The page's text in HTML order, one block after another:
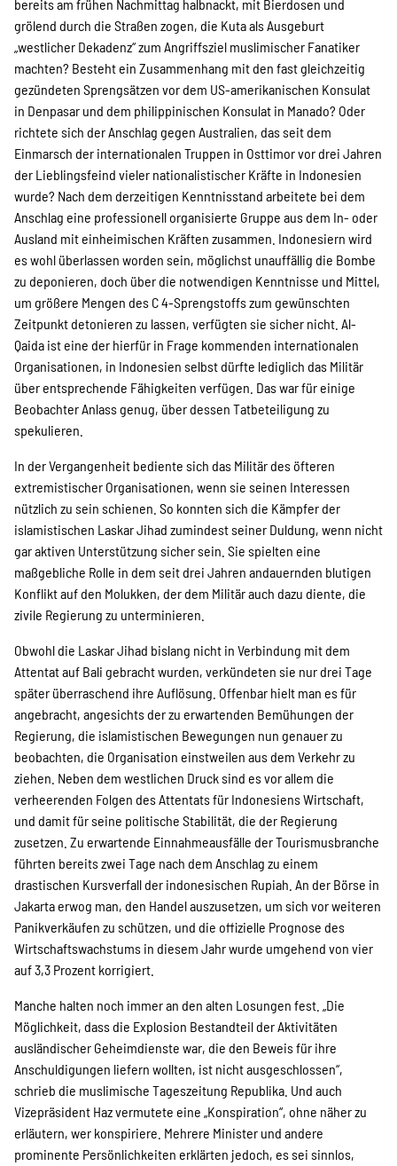
bereits am frühen Nachmittag halbnackt, mit Bierdosen und
grölend durch die Straßen zogen, die Kuta als Ausgeburt
„westlicher Dekadenz“ zum Angriffsziel muslimischer Fanatiker
machten? Besteht ein Zusammenhang mit den fast gleichzeitig
gezündeten Sprengsätzen vor dem US-amerikanischen Konsulat
in Denpasar und dem philippinischen Konsulat in Manado? Oder
richtete sich der Anschlag gegen Australien, das seit dem
Einmarsch der internationalen Truppen in Osttimor vor drei Jahren
der Lieblingsfeind vieler nationalistischer Kräfte in Indonesien
wurde? Nach dem derzeitigen Kenntnisstand arbeitete bei dem
Anschlag eine professionell organisierte Gruppe aus dem In- oder
Ausland mit einheimischen Kräften zusammen. Indonesiern wird
es wohl überlassen worden sein, möglichst unauffällig die Bombe
zu deponieren, doch über die notwendigen Kenntnisse und Mittel,
um größere Mengen des C 4-Sprengstoffs zum gewünschten
Zeitpunkt detonieren zu lassen, verfügten sie sicher nicht. Al-
Qaida ist eine der hierfür in Frage kommenden internationalen
Organisationen, in Indonesien selbst dürfte lediglich das Militär
über entsprechende Fähigkeiten verfügen. Das war für einige
Beobachter Anlass genug, über dessen Tatbeteiligung zu
spekulieren.
In der Vergangenheit bediente sich das Militär des öfteren
extremistischer Organisationen, wenn sie seinen Interessen
nützlich zu sein schienen. So konnten sich die Kämpfer der
islamistischen Laskar Jihad zumindest seiner Duldung, wenn nicht
gar aktiven Unterstützung sicher sein. Sie spielten eine
maßgebliche Rolle in dem seit drei Jahren andauernden blutigen
Konflikt auf den Molukken, der dem Militär auch dazu diente, die
zivile Regierung zu unterminieren.
Obwohl die Laskar Jihad bislang nicht in Verbindung mit dem
Attentat auf Bali gebracht wurden, verkündeten sie nur drei Tage
später überraschend ihre Auflösung. Offenbar hielt man es für
angebracht, angesichts der zu erwartenden Bemühungen der
Regierung, die islamistischen Bewegungen nun genauer zu
beobachten, die Organisation einstweilen aus dem Verkehr zu
ziehen. Neben dem westlichen Druck sind es vor allem die
verheerenden Folgen des Attentats für Indonesiens Wirtschaft,
und damit für seine politische Stabilität, die der Regierung
zusetzen. Zu erwartende Einnahmeausfälle der Tourismusbranche
führten bereits zwei Tage nach dem Anschlag zu einem
drastischen Kursverfall der indonesischen Rupiah. An der Börse in
Jakarta erwog man, den Handel auszusetzen, um sich vor weiteren
Panikverkäufen zu schützen, und die offizielle Prognose des
Wirtschaftswachstums in diesem Jahr wurde umgehend von vier
auf 3,3 Prozent korrigiert.
Manche halten noch immer an den alten Losungen fest. „Die
Möglichkeit, dass die Explosion Bestandteil der Aktivitäten
ausländischer Geheimdienste war, die den Beweis für ihre
Anschuldigungen liefern wollten, ist nicht ausgeschlossen“,
schrieb die muslimische Tageszeitung Republika. Und auch
Vizepräsident Haz vermutete eine „Konspiration“, ohne näher zu
erläutern, wer konspiriere. Mehrere Minister und andere
prominente Persönlichkeiten erklärten jedoch, es sei sinnlos,